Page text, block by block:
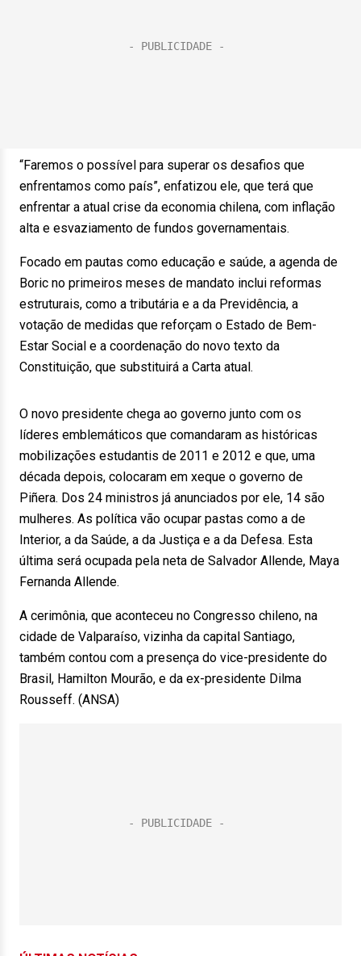
“Faremos o possível para superar os desafios que
enfrentamos como país”, enfatizou ele, que terá que
enfrentar a atual crise da economia chilena, com inflação
alta e esvaziamento de fundos governamentais.
Focado em pautas como educação e saúde, a agenda de
Boric no primeiros meses de mandato inclui reformas
estruturais, como a tributária e a da Previdência, a
votação de medidas que reforçam o Estado de Bem-
Estar Social e a coordenação do novo texto da
Constituição, que substituirá a Carta atual.
O novo presidente chega ao governo junto com os
líderes emblemáticos que comandaram as históricas
mobilizações estudantis de 2011 e 2012 e que, uma
década depois, colocaram em xeque o governo de
Piñera. Dos 24 ministros já anunciados por ele, 14 são
mulheres. As política vão ocupar pastas como a de
Interior, a da Saúde, a da Justiça e a da Defesa. Esta
última será ocupada pela neta de Salvador Allende, Maya
Fernanda Allende.
A cerimônia, que aconteceu no Congresso chileno, na
cidade de Valparaíso, vizinha da capital Santiago,
também contou com a presença do vice-presidente do
Brasil, Hamilton Mourão, e da ex-presidente Dilma
Rousseff. (ANSA)